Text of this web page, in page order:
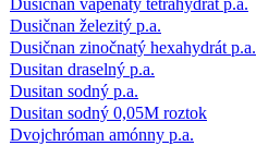
Dusičnan vápenatý tetrahydrát p.a.
Dusičnan železitý p.a.
Dusičnan zinočnatý hexahydrát p.a.
Dusitan draselný p.a.
Dusitan sodný p.a.
Dusitan sodný 0,05M roztok
Dvojchróman amónny p.a.